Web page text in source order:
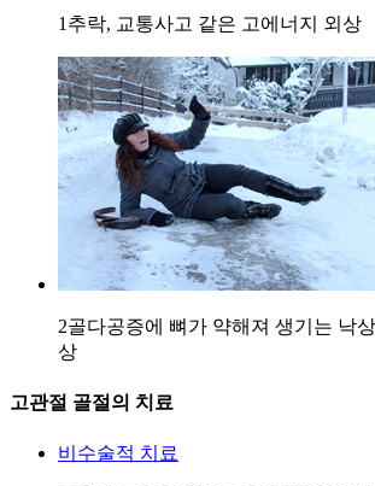
1 추락, 교통사고 같은 고에너지 외상
2골다공증에 뼈가 약해져 생기는 낙
상
고관절 골절의 치료
비수술적 치료